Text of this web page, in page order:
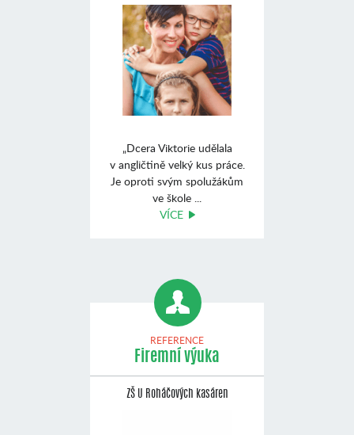
„Dcera Viktorie udělala
v angličtině velký kus práce.
Je oproti svým spolužákům
ve škole ...
VÍCE
REFERENCE
Firemní výuka
ZŠ U Roháčových kasáren